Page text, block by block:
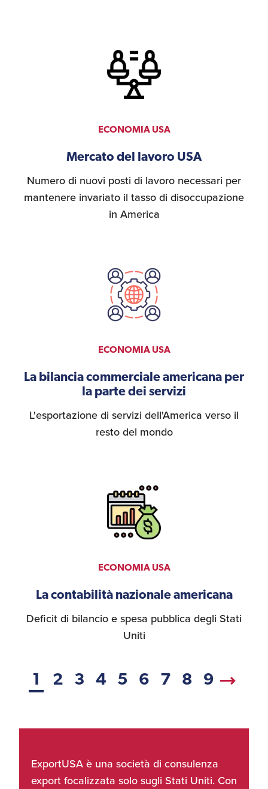
ECONOMIA USA
Mercato del lavoro USA
Numero di nuovi posti di lavoro necessari per
mantenere invariato il tasso di disoccupazione
in America
ECONOMIA USA
La bilancia commerciale americana per
la parte dei servizi
L'esportazione di servizi dell'America verso il
resto del mondo
ECONOMIA USA
La contabilità nazionale americana
Deficit di bilancio e spesa pubblica degli Stati
Uniti
1 2 3 4 5 6 7 8 9
ExportUSA è una società di consulenza
export focalizzata solo sugli Stati Uniti. Con